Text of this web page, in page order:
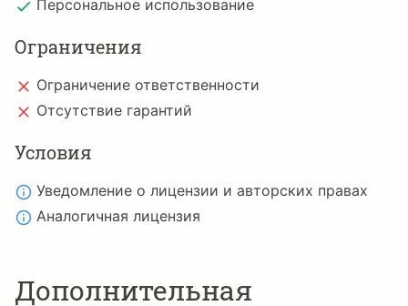
Персональное использование
Ограничения
Ограничение ответственности
Отсутствие гарантий
Условия
Уведомление о лицензии и авторских правах
Аналогичная лицензия
Дополнительная